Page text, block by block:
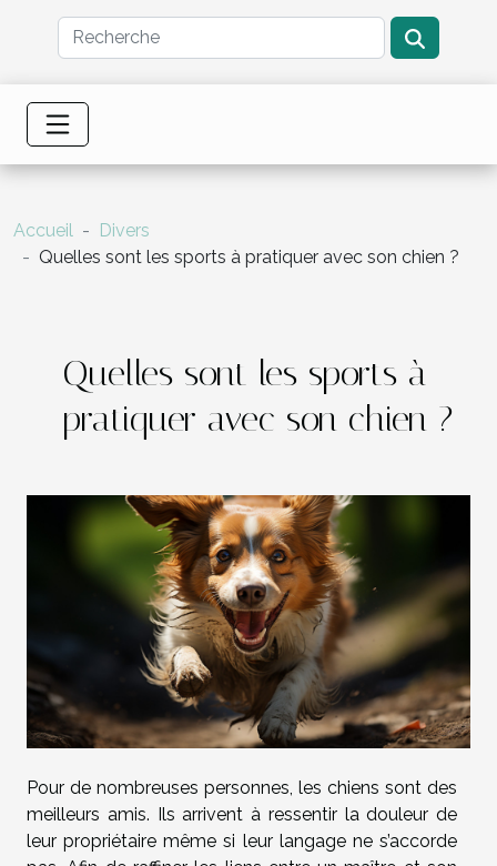
Accueil
Divers
Quelles sont les sports à pratiquer avec son chien ?
Quelles sont les sports à
pratiquer avec son chien ?
Pour de nombreuses personnes, les chiens sont des
meilleurs amis. Ils arrivent à ressentir la douleur de
leur propriétaire même si leur langage ne s’accorde